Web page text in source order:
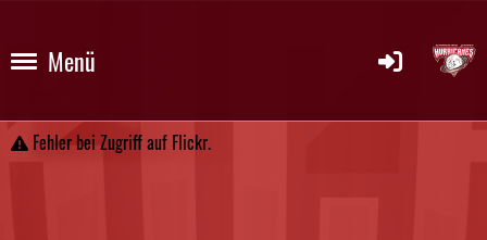
Menü
Fehler bei Zugriff auf Flickr.